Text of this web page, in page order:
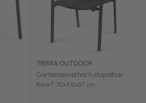
TIERRA OUTDOOR
Gartensessel hoch stapelbar
BxHxT: 70x100x57 cm